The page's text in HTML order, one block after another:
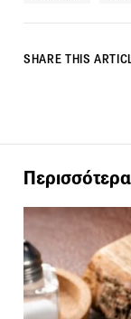
SHARE THIS
Περισσότερα